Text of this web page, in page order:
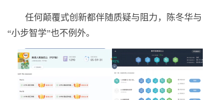
任何颠覆式创新都伴随质疑与阻力，陈冬华与
“小步智学”也不例外。